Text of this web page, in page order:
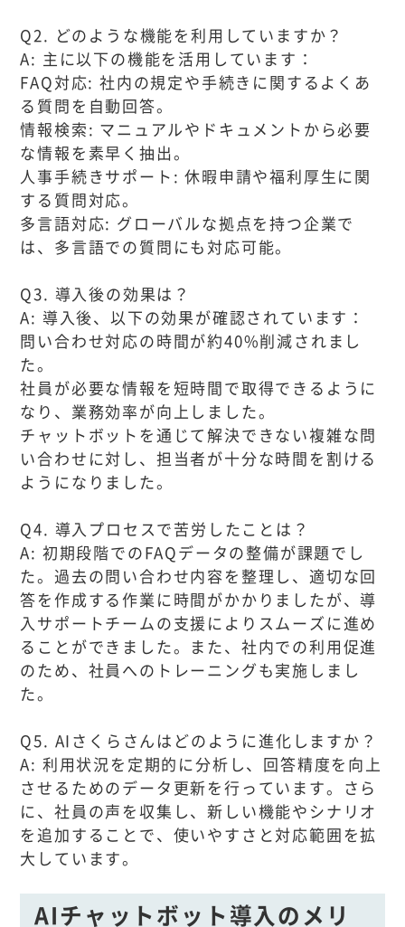
Q2. どのような機能を利用していますか？
A: 主に以下の機能を活用しています：
FAQ対応: 社内の規定や手続きに関するよくあ
る質問を自動回答。
情報検索: マニュアルやドキュメントから必要
な情報を素早く抽出。
人事手続きサポート: 休暇申請や福利厚生に関
する質問対応。
多言語対応: グローバルな拠点を持つ企業で
は、多言語での質問にも対応可能。
Q3. 導入後の効果は？
A: 導入後、以下の効果が確認されています：
問い合わせ対応の時間が約40%削減されまし
た。
社員が必要な情報を短時間で取得できるように
なり、業務効率が向上しました。
チャットボットを通じて解決できない複雑な問
い合わせに対し、担当者が十分な時間を割ける
ようになりました。
Q4. 導入プロセスで苦労したことは？
A: 初期段階でのFAQデータの整備が課題でし
た。過去の問い合わせ内容を整理し、適切な回
答を作成する作業に時間がかかりましたが、導
入サポートチームの支援によりスムーズに進め
ることができました。また、社内での利用促進
のため、社員へのトレーニングも実施しまし
た。
Q5. AIさくらさんはどのように進化しますか？
A: 利用状況を定期的に分析し、回答精度を向上
させるためのデータ更新を行っています。さら
に、社員の声を収集し、新しい機能やシナリオ
を追加することで、使いやすさと対応範囲を拡
大しています。
AIチャットボット導入のメリ